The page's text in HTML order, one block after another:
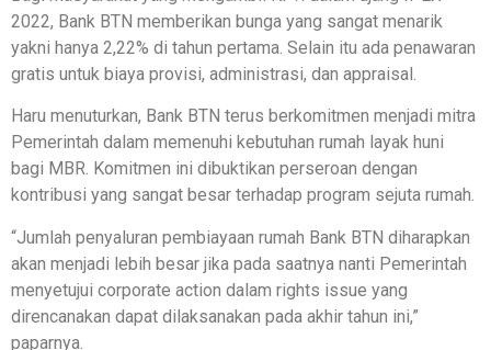
2022, Bank BTN memberikan bunga yang sangat menarik
yakni hanya 2,22% di tahun pertama. Selain itu ada penawaran
gratis untuk biaya provisi, administrasi, dan appraisal.
Haru menuturkan, Bank BTN terus berkomitmen menjadi mitra
Pemerintah dalam memenuhi kebutuhan rumah layak huni
bagi MBR. Komitmen ini dibuktikan perseroan dengan
kontribusi yang sangat besar terhadap program sejuta rumah.
“Jumlah penyaluran pembiayaan rumah Bank BTN diharapkan
akan menjadi lebih besar jika pada saatnya nanti Pemerintah
menyetujui corporate action dalam rights issue yang
direncanakan dapat dilaksanakan pada akhir tahun ini,”
paparnya.